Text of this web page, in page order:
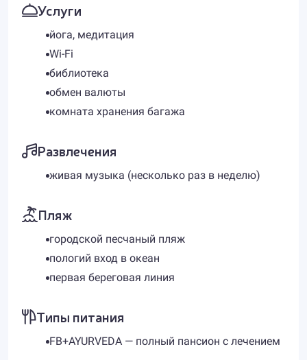
Услуги
йога, медитация
Wi-Fi
библиотека
обмен валюты
комната хранения багажа
Развлечения
живая музыка (несколько раз в неделю)
Пляж
городской песчаный пляж
пологий вход в океан
первая береговая линия
Типы питания
FB+AYURVEDA — полный пансион с лечением